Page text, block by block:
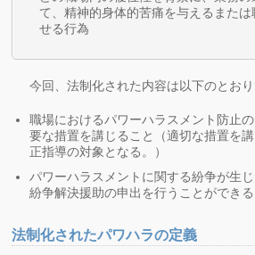
て、精神的身体的苦痛を与えるまたは
せる行為
今回、法制化された内容は以下のとおり
職場におけるパワーハラスメント防止
要な措置を講じること（適切な措置を
正指導の対象となる。）
パワーハラスメントに関する紛争が生
紛争解決援助の申出を行うことができる
法制化されたパワハラの定義